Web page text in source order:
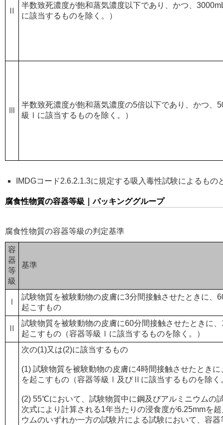
Ⅱ
半数致死濃度が飽和蒸気濃度以下であり、かつ、
に該当するものを除く。）
Ⅲ
半数致死濃度が飽和蒸気濃度の5倍以下であり、かつ、
級Ⅰに該当するものを除く。）
IMDGコード2.6.2.1.3に規定する吸入毒性試験によるもの
腐食性物質の容器等級｜パッキンググループ
腐食性物質の容器等級の判定基準
容
器
等
級
基準
Ⅰ
試験物質を被験動物の皮膚に3分間接触させたときに、
起こすもの
Ⅱ
試験物質を被験動物の皮膚に60分間接触させたときに
起こすもの（容器等級Ⅰに該当するものを除く。）
次の(1)又は(2)に該当するもの
(1) 試験物質を被験動物の皮膚に4時間接触させたとき
を起こすもの（容器等級Ⅰ及びⅡに該当するものを除く
(2) 55℃において、試験物質中に鋼及びアルミニウムの
次式により計算される1年当たりの浸食度が6.25mmを
ウムのいずれか一方の試験片による試験において、容